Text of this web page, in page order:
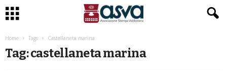
Home Tags Castellaneta marina
Tag: castellaneta marina